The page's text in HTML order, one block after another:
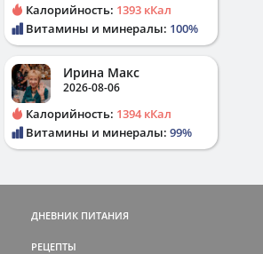
Калорийность: 1393 кКал
Витамины и минералы: 100%
Ирина Макс
2026-08-06
Калорийность: 1394 кКал
Витамины и минералы: 99%
ДНЕВНИК ПИТАНИЯ
РЕЦЕПТЫ